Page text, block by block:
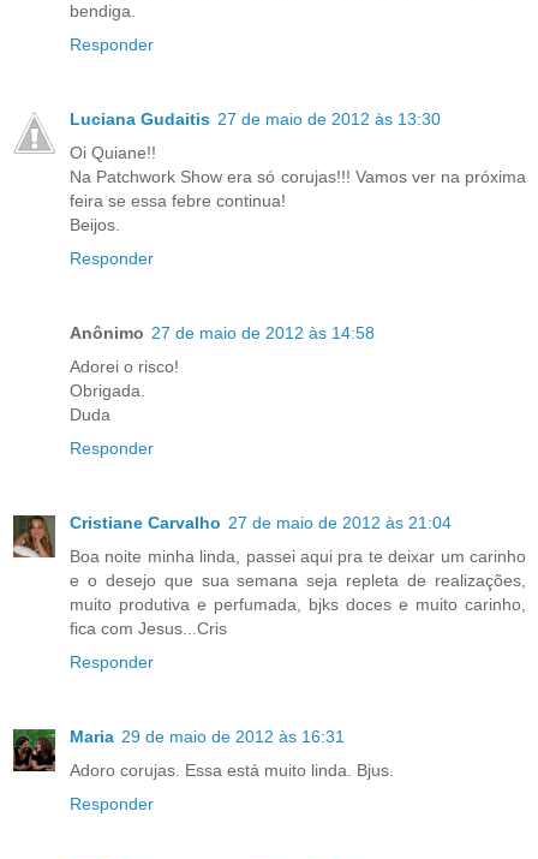
bendiga.
Responder
Luciana Gudaitis 27 de maio de 2012 às 13:30
Oi Quiane!!
Na Patchwork Show era só corujas!!! Vamos ver na próxima
feira se essa febre continua!
Beijos.
Responder
Anônimo 27 de maio de 2012 às 14:58
Adorei o risco!
Obrigada.
Duda
Responder
Cristiane Carvalho 27 de maio de 2012 às 21:04
Boa noite minha linda, passei aqui pra te deixar um carinho
e o desejo que sua semana seja repleta de realizações,
muito produtiva e perfumada, bjks doces e muito carinho,
fica com Jesus...Cris
Responder
Maria 29 de maio de 2012 às 16:31
Adoro corujas. Essa está muito linda. Bjus.
Responder